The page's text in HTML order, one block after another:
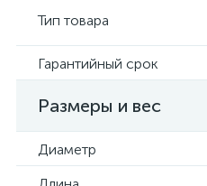
Тип товара
Гарантийный срок
Размеры и вес
Диаметр